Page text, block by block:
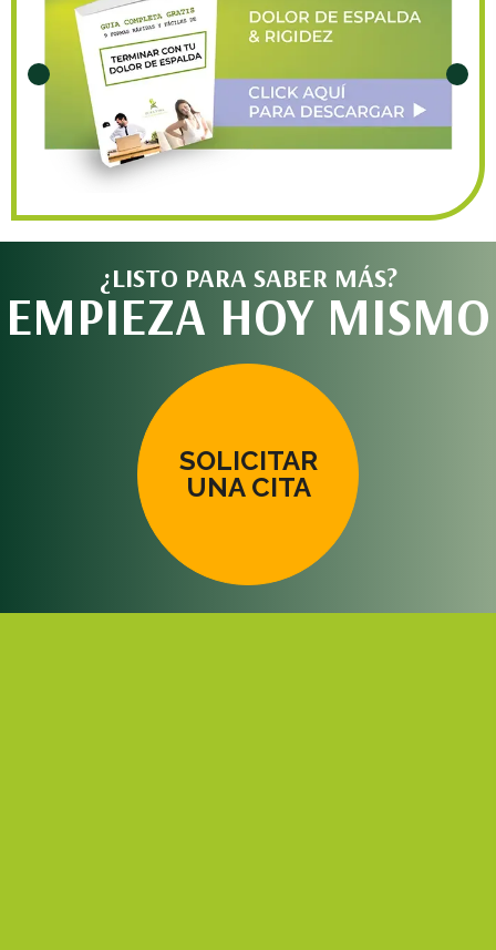
¿LISTO PARA SABER MÁS?
EMPIEZA HOY MISMO
SOLICITAR
UNA CITA